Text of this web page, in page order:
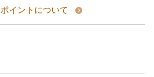
ポイントについて